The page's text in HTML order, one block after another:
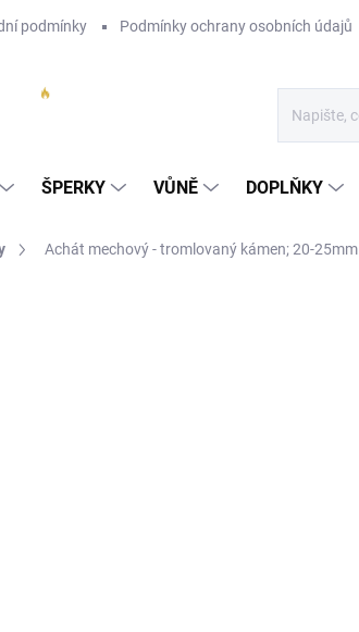
podmínky Podmínky ochrany osobních údajů
ŠPERKY VŮNĚ DOPLŇKY
Achát mechový - tromlovaný kámen; 20-25mm